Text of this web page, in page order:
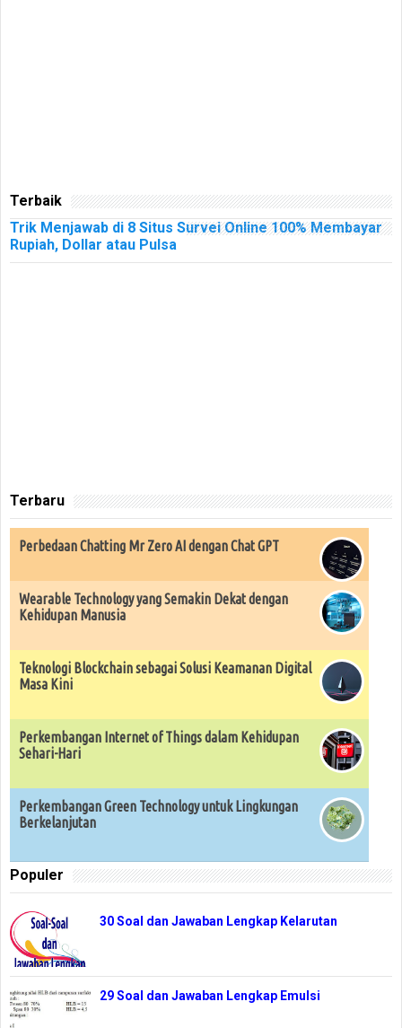
Terbaik
Trik Menjawab di 8 Situs Survei Online 100% Membayar
Rupiah, Dollar atau Pulsa
Terbaru
Perbedaan Chatting Mr Zero AI dengan Chat GPT
Wearable Technology yang Semakin Dekat dengan
Kehidupan Manusia
Teknologi Blockchain sebagai Solusi Keamanan Digital
Masa Kini
Perkembangan Internet of Things dalam Kehidupan
Sehari-Hari
Perkembangan Green Technology untuk Lingkungan
Berkelanjutan
Populer
30 Soal dan Jawaban Lengkap Kelarutan
29 Soal dan Jawaban Lengkap Emulsi